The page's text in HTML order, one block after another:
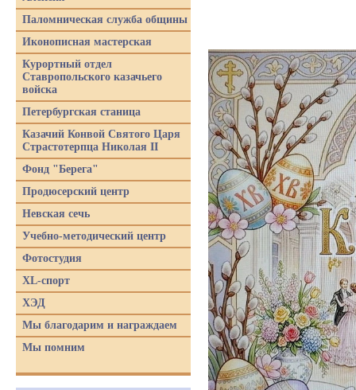
Паломническая служба общины
Иконописная мастерская
Курортный отдел
Ставропольского казачьего
войска
Петербургская станица
Казачий Конвой Святого Царя
Страстотерпца Николая II
Фонд "Берега"
Продюсерский центр
Невская сечь
Учебно-методический центр
Фотостудия
XL-спорт
ХЭД
Мы благодарим и награждаем
Мы помним